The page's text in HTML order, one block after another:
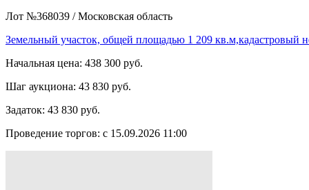
Лот №368039 / Московская область
Земельный участок, общей площадью 1 209 кв.м,кадастровый
Начальная цена: 438 300 руб.
Шаг аукциона: 43 830 руб.
Задаток: 43 830 руб.
Проведение торгов: с 15.09.2026 11:00